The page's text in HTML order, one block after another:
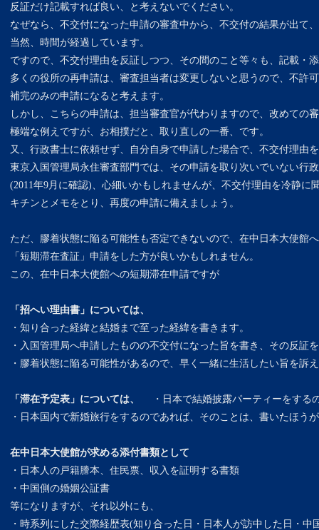
反証だけ記載すれば良い、と考えないでください。
なぜなら、不交付になった申請の審査中から、不交付の結果が出て
当然、時間が経過しています。
ですので、不交付理由を反証しつつ、その間のこと等々も、記載・
多くの役所の再申請は、審査担当者は変更しないと思うので、不許
補完のみの申請になると考えます。
しかし、こちらの申請は、担当審査官が代わりますので、改めての
極端な例えですが、お相撲だと、取り直しの一番、です。
又、行政書士に依頼せず、自分自身で申請した場合で、不交付理由
東京入国管理局永住審査部門では、その申請を取り次いでいない行
(2011年9月に確認)、心細いかもしれませんが、不交付理由を冷静に
キチンとメモをとり、再度の申請に備えましょう。
ただ、膠着状態に陥る可能性も否定できないので、在中日本大使館
「短期滞在査証」申請をした方が良いかもしれません。
この、在中日本大使館への短期滞在申請ですが
「招へい理由書」については、
・知り合った経緯と結婚まで至った経緯を書きます。
・入国管理局へ申請したものの不交付になった旨を書き、その反証
・膠着状態に陥る可能性があるので、早く一緒に生活したい旨を訴
「滞在予定表」については、
・日本で結婚披露パーティーをする
・日本国内で新婚旅行をするのであれば、そのことは、書いたほう
在中日本大使館が求める添付書類として
・日本人の戸籍謄本、住民票、収入を証明する書類
・中国側の婚姻公証書
等になりますが、それ以外にも、
・時系列にした交際経歴表(知り合った日・日本人が訪中した日・中